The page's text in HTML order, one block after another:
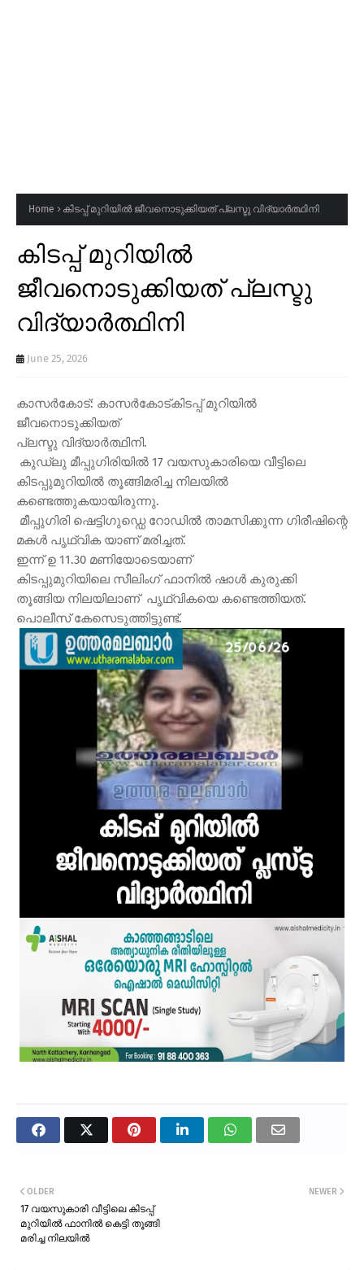
Home കിടപ്പ് മുറിയിൽ ജീവനൊടുക്കിയത് പ്ലസ്ടു വിദ്യാർത്ഥിനി
കിടപ്പ് മുറിയിൽ
ജീവനൊടുക്കിയത് പ്ലസ്ടു
വിദ്യാർത്ഥിനി
June 25, 2026
കാസർകോട്: കാസർകോട്കിടപ്പ് മുറിയിൽ
ജീവനൊടുക്കിയത്
പ്ലസ്ടു വിദ്യാർത്ഥിനി.
കുഡ്ലു മീപ്പുഗിരിയിൽ 17 വയസുകാരിയെ വീട്ടിലെ
കിടപ്പുമുറിയിൽ തൂങ്ങിമരിച്ച നിലയിൽ
കണ്ടെത്തുകയായിരുന്നു.
മീപ്പുഗിരി ഷെട്ടിഗുഡ്ഡെ റോഡിൽ താമസിക്കുന്ന ഗിരീഷിന്റെ
മകൾ പൃഥ്വിക യാണ് മരിച്ചത്.
ഇന്ന് ഉ 11.30 മണിയോടെയാണ്
കിടപ്പുമുറിയിലെ സീലിംഗ് ഫാനിൽ ഷാൾ കുരുക്കി
തൂങ്ങിയ നിലയിലാണ് പൃഥ്വികയെ കണ്ടെത്തിയത്.
പൊലീസ് കേസെടുത്തിട്ടുണ്ട്.
NEWER
OLDER
17 വയസുകാരി വീട്ടിലെ കിടപ്പ്
മുറിയിൽ ഫാനിൽ കെട്ടി തൂങ്ങി
മരിച്ച നിലയിൽ